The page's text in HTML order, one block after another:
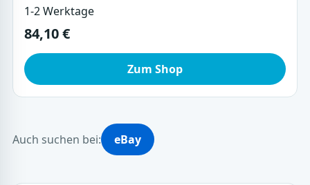
1-2 Werktage
84,10 €
Zum Shop
Auch suchen bei: eBay